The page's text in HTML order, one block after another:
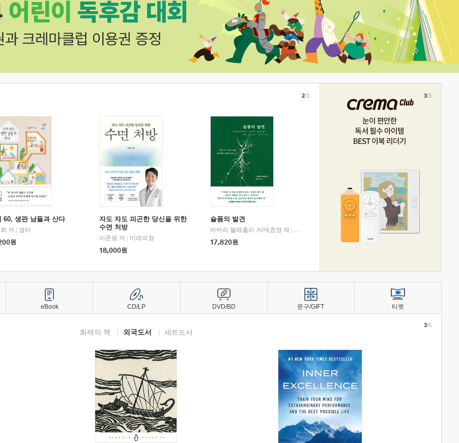
60, 생판 남들과 산다
저
샘터
원
자도 자도 피곤한 당신을 위한
수면 처방
이준용 저
미래의창
18,000원
슬픔의 발견
바버라 블래츨리 저/제효영 역
디플롯
17,820원
2/3 3/3
화제의 책 외국도서 세트도서
3/5
eBook CD/LP DVD/BD 문구/GIFT 티켓